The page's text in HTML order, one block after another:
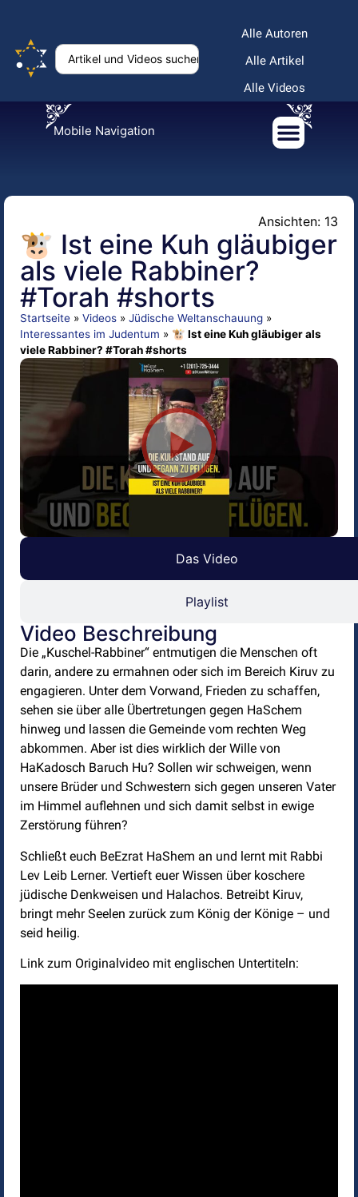
Alle Autoren
Alle Artikel
Alle Videos
Mobile Navigation
Ansichten: 13
🐮 Ist eine Kuh gläubiger
als viele Rabbiner?
#Torah #shorts
Startseite » Videos » Jüdische Weltanschauung »
Interessantes im Judentum » 🐮 Ist eine Kuh gläubiger als
viele Rabbiner? #Torah #shorts
Das Video
Playlist
Video Beschreibung
Die „Kuschel-Rabbiner“ entmutigen die Menschen oft
darin, andere zu ermahnen oder sich im Bereich Kiruv zu
engagieren. Unter dem Vorwand, Frieden zu schaffen,
sehen sie über alle Übertretungen gegen HaSchem
hinweg und lassen die Gemeinde vom rechten Weg
abkommen. Aber ist dies wirklich der Wille von
HaKadosch Baruch Hu? Sollen wir schweigen, wenn
unsere Brüder und Schwestern sich gegen unseren Vater
im Himmel auflehnen und sich damit selbst in ewige
Zerstörung führen?
Schließt euch BeEzrat HaShem an und lernt mit Rabbi
Lev Leib Lerner. Vertieft euer Wissen über koschere
jüdische Denkweisen und Halachos. Betreibt Kiruv,
bringt mehr Seelen zurück zum König der Könige – und
seid heilig.
Link zum Originalvideo mit englischen Untertiteln: